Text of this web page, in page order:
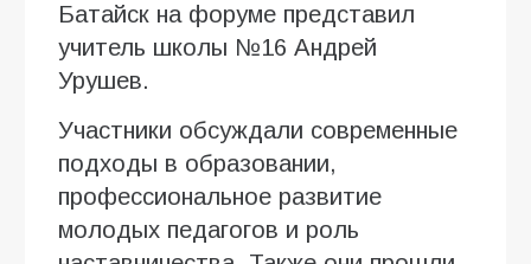
Батайск на форуме представил
учитель школы №16 Андрей
Урушев.
Участники обсуждали современные
подходы в образовании,
профессиональное развитие
молодых педагогов и роль